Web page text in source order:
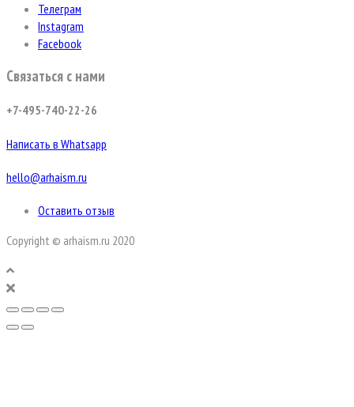
Телеграм
Instagram
Facebook
Связаться с нами
+7-495-740-22-26
Написать в Whatsapp
hello@arhaism.ru
Оставить отзыв
Copyright © arhaism.ru 2020